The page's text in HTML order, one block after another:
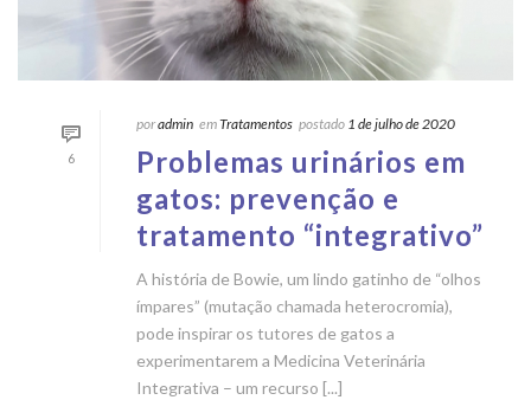
6
poradmin emTratamentos postado 1 de julho de 2020
Problemas urinários em
gatos: prevenção e
tratamento “integrativo”
A história de Bowie, um lindo gatinho de “olhos
ímpares” (mutação chamada heterocromia),
pode inspirar os tutores de gatos a
experimentarem a Medicina Veterinária
Integrativa – um recurso [...]